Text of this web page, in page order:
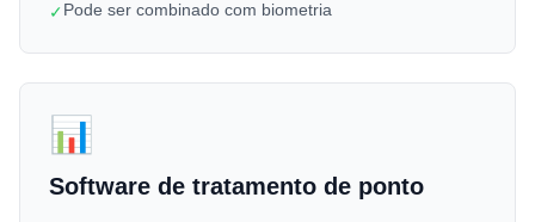
✓Pode ser combinado com biometria
📊
Software de tratamento de ponto